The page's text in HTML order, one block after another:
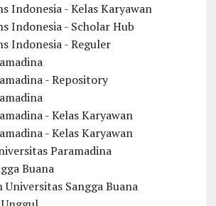
Indonesia - Kelas Karyawan
Indonesia - Scholar Hub
Indonesia - Reguler
- Repository
- Kelas Karyawan
- Kelas Karyawan
Paramadina
Buana
Universitas Sangga Buana